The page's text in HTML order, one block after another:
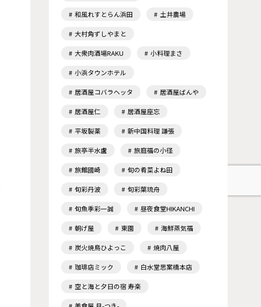
和風れすとらん浜田 土井農場
大村角ずしやまと
大衆肉酒場RAKU 小料理まさ
小浜タウンホテル
居酒屋コバラヘッタ 居酒屋ばんや
居酒屋仁 居酒屋座忘
平坂製薬 新中国料理 謙張
旅亭半水盧 旅庭福の小径
旅館國崎 旬の肴菜よね田
旬彩丹波 旬彩葉琉舟
旬魚季彩一誠 昼夜食堂HIKANCHI
朝げ屋 東園 海鮮蒸気福
炭火焼鳥ひよっこ 焼肉八屋
珈琲店ミック 白水堂思案橋本店
空と海と夕日の宿 寿楽